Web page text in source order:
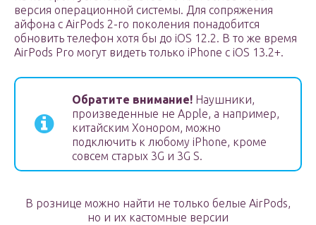
версия операционной системы. Для сопряжения
айфона с AirPods 2-го поколения понадобится
обновить телефон хотя бы до iOS 12.2. В то же время
AirPods Pro могут видеть только iPhone с iOS 13.2+.
Обратите внимание! Наушники,
произведенные не Apple, а например,
китайским Хонором, можно
подключить к любому iPhone, кроме
совсем старых 3G и 3G S.
В рознице можно найти не только белые AirPods,
но и их кастомные версии